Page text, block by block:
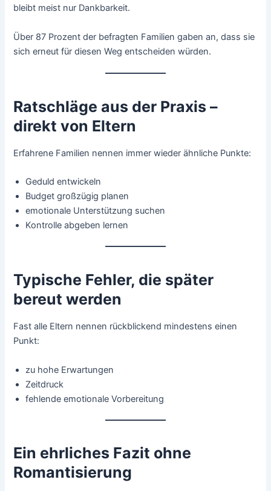
bleibt meist nur Dankbarkeit.
Über 87 Prozent der befragten Familien gaben an, dass sie
sich erneut für diesen Weg entscheiden würden.
Ratschläge aus der Praxis –
direkt von Eltern
Erfahrene Familien nennen immer wieder ähnliche Punkte:
Geduld entwickeln
Budget großzügig planen
emotionale Unterstützung suchen
Kontrolle abgeben lernen
Typische Fehler, die später
bereut werden
Fast alle Eltern nennen rückblickend mindestens einen
Punkt:
zu hohe Erwartungen
Zeitdruck
fehlende emotionale Vorbereitung
Ein ehrliches Fazit ohne
Romantisierung